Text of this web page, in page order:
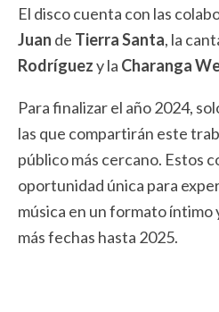
El disco cuenta con las
Juan de Tierra Santa, la
Rodríguezy la Charanga
Para finalizar el año 2024,
las que compartirán este
público más cercano. Estos
oportunidad única para
música en un formato íntimo
más fechas hasta 2025.